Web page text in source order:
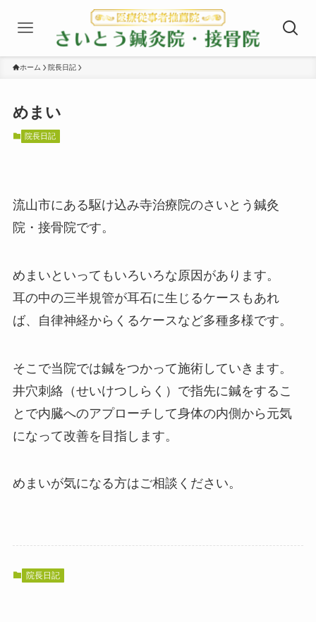
ホーム 院長日記
めまい
院長日記
流山市にある駆け込み寺治療院のさいとう鍼灸
院・接骨院です。
めまいといってもいろいろな原因があります。
耳の中の三半規管が耳石に生じるケースもあれ
ば、自律神経からくるケースなど多種多様です。
そこで当院では鍼をつかって施術していきます。
井穴刺絡（せいけつしらく）で指先に鍼をするこ
とで内臓へのアプローチして身体の内側から元気
になって改善を目指します。
めまいが気になる方はご相談ください。
院長日記